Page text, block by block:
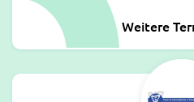
Weitere